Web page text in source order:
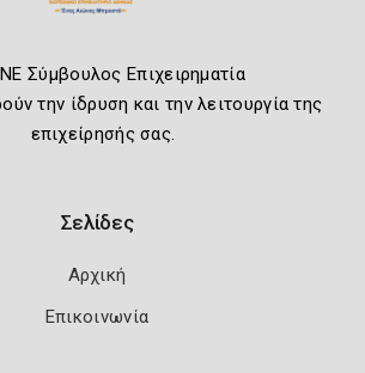
Σύμβουλος Επιχειρηματία
την ίδρυση και την λειτουργία της
επιχείρησής σας.
Σελίδες
Αρχική
Επικοινωνία